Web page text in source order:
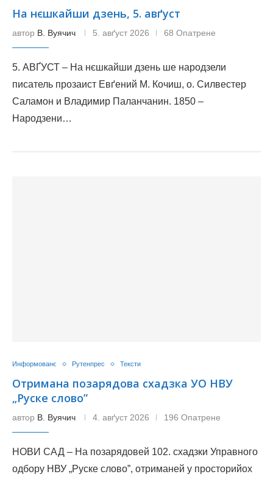
На нєшкайши дзень, 5. авґуст
автор В. Вуячич 5. авґуст 2026 68 Опатрене
5. АВҐУСТ – На нєшкайши дзень ше народзели
писатель прозаист Евґений М. Кочиш, о. Силвестер
Саламон и Владимир Паланчанин. 1850 –
Народзени…
Информованє Рутенпрес Тексти
Отримана позарядова схадзка УО НВУ
„Руске слово”
автор В. Вуячич 4. авґуст 2026 196 Опатрене
НОВИ САД – На позарядовей 102. схадзки Управного
одбору НВУ „Руске слово”, отриманей у просторийох